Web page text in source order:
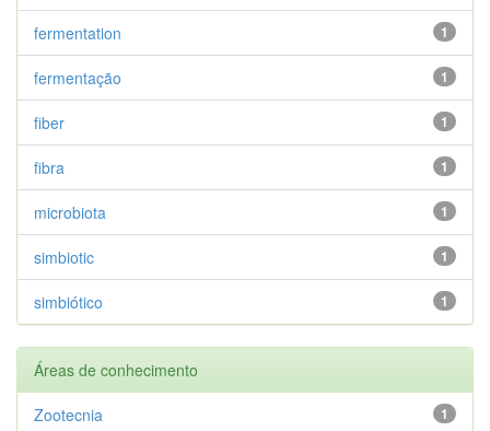
1
fermentation
1
fermentação
1
fiber
1
fibra
1
microbiota
1
simbiotic
1
simbiótico
Áreas de conhecimento
1
Zootecnia